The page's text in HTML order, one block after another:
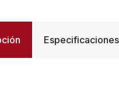
Especificaciones